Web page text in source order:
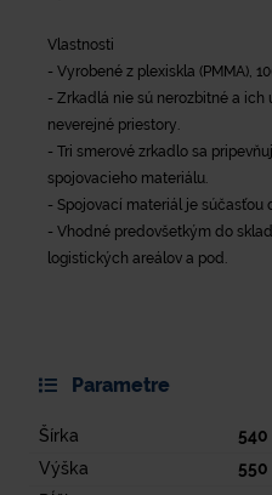
Vlastnosti
- Vyrobené z plexiskla (PMMA),
- Zrkadlá nie sú nerozbitné a
neverejné priestory.
- Tri smerové zrkadlo sa
spojovacieho materiálu.
- Spojovací materiál je súčasťou
- Vhodné predovšetkým do
logistických areálov a pod.
Parametre
Šírka 540
Výška
550